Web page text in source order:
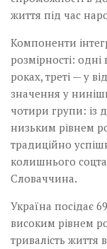
життя під час
Компоненти
розмірності:
роках, треті — у
значення у
чотири групи: із
низьким рівнем
традиційно
колишнього
Словаччина.
Україна посідає
високим рівнем
тривалість життя